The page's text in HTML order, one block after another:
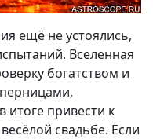
ещё не устоялись,
Вселенная
богатством и
привести к
свадьбе. Если